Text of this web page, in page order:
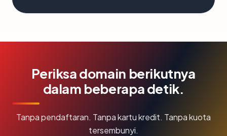
Periksa domain berikutnya
dalam beberapa detik.
Tanpa pendaftaran. Tanpa kartu kredit. Tanpa kuota
tersembunyi.